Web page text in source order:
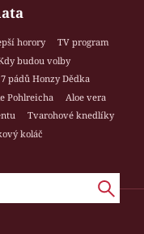
horory
TV program
budou volby
7 pádů Honzy Dědka
Pohlreicha
Aloe vera
Tvarohové knedlíky
koláč